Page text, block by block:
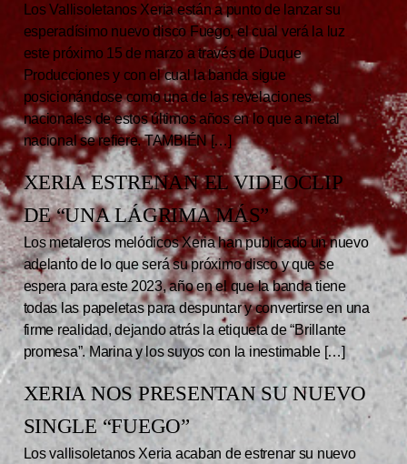
Los Vallisoletanos Xeria están a punto de lanzar su
esperadísimo nuevo disco Fuego, el cual verá la luz
este próximo 15 de marzo a través de Duque
Producciones y con el cual la banda sigue
posicionándose como una de las revelaciones
nacionales de estos últimos años en lo que a metal
nacional se refiere. TAMBIÉN […]
XERIA ESTRENAN EL VIDEOCLIP
DE “UNA LÁGRIMA MÁS”
Los metaleros melódicos Xeria han publicado un nuevo
adelanto de lo que será su próximo disco y que se
espera para este 2023, año en el que la banda tiene
todas las papeletas para despuntar y convertirse en una
firme realidad, dejando atrás la etiqueta de “Brillante
promesa”. Marina y los suyos con la inestimable […]
XERIA NOS PRESENTAN SU NUEVO
SINGLE “FUEGO”
Los vallisoletanos Xeria acaban de estrenar su nuevo